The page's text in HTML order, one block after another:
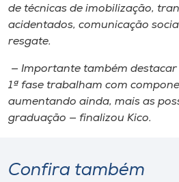
de técnicas de imobilização,
acidentados, comunicação
resgate.
— Importante também destacar
1ª fase trabalham com
aumentando ainda, mais as
graduação — finalizou Kico.
Confira também